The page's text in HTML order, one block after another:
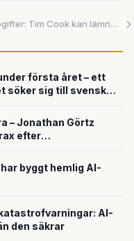
Uppgifter: Tim Cook kan lämna Apple efter 13 år – John Ternus spekuleras att ta över i kritiskt läge
första året – ett
söker sig till svensk
– Jonathan Görtz
efter
byggt hemlig AI-
AI-
den säkrar